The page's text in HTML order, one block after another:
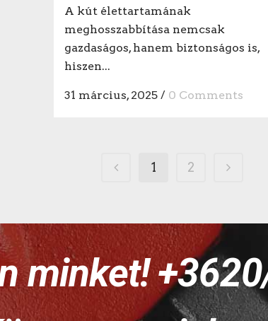
A kút élettartamának
meghosszabbítása nemcsak
gazdaságos, hanem biztonságos is,
hiszen...
31 március, 2025 / 0 Comments
1 2
minket!